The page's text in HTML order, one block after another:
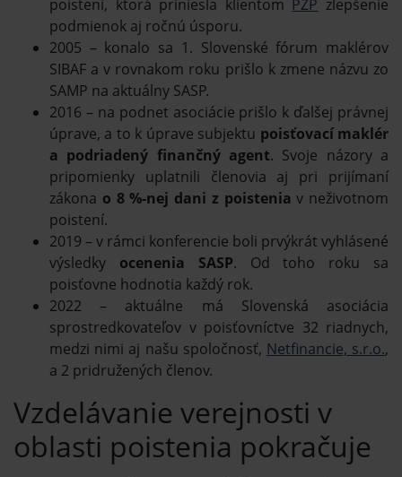
poistení, ktorá priniesla klientom PZP zlepšenie
podmienok aj ročnú úsporu.
2005 – konalo sa 1. Slovenské fórum maklérov
SIBAF a v rovnakom roku prišlo k zmene názvu zo
SAMP na aktuálny SASP.
2016 – na podnet asociácie prišlo k ďalšej právnej
úprave, a to k úprave subjektu poisťovací maklér
a podriadený finančný agent. Svoje názory a
pripomienky uplatnili členovia aj pri prijímaní
zákona o 8 %-nej dani z poistenia v neživotnom
poistení.
2019 – v rámci konferencie boli prvýkrát vyhlásené
výsledky ocenenia SASP. Od toho roku sa
poisťovne hodnotia každý rok.
2022 – aktuálne má Slovenská asociácia
sprostredkovateľov v poisťovníctve 32 riadnych,
medzi nimi aj našu spoločnosť, Netfinancie, s.r.o.,
a 2 pridružených členov.
Vzdelávanie verejnosti v
oblasti poistenia pokračuje